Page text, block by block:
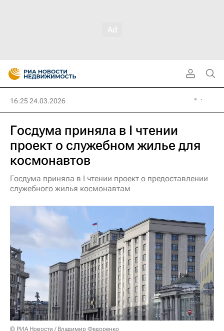
16:25 24.03.2026
Госдума приняла в I чтении
проект о служебном жилье для
космонавтов
Госдума приняла в I чтении проект о предоставлении
служебного жилья космонавтам
© РИА Новости / Владимир Федоренко